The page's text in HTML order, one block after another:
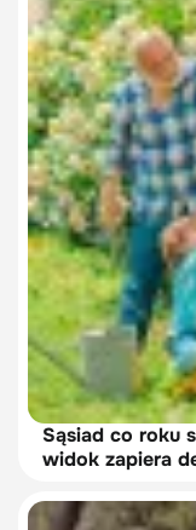
Sąsiad co roku
widok zapiera